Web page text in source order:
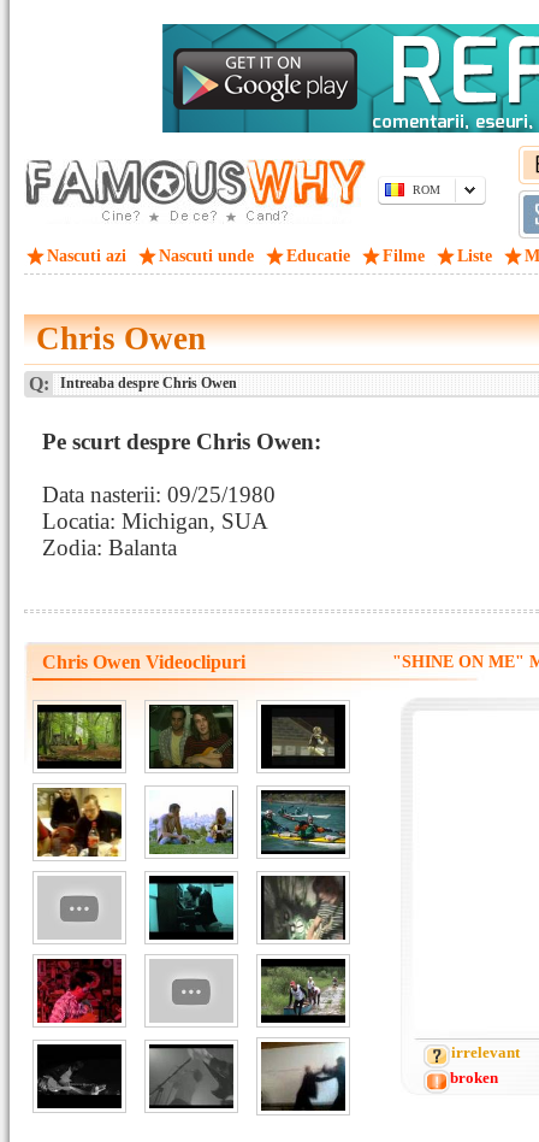
ROM
Nascuti azi Nascuti unde Educatie Filme Liste
Chris Owen
Q: Intreaba despre Chris Owen
Pe scurt despre Chris Owen:
Data nasterii: 09/25/1980
Locatia: Michigan, SUA
Zodia: Balanta
Chris Owen Videoclipuri "SHINE ON ME"
irrelevant
broken